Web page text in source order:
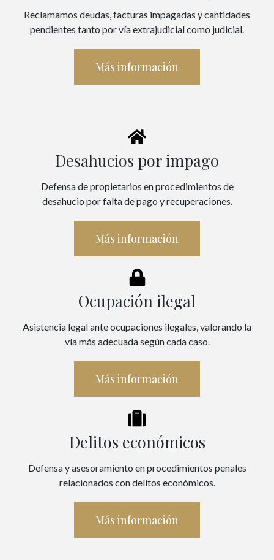
Reclamamos deudas, facturas impagadas y cantidades
pendientes tanto por vía extrajudicial como judicial.
Más información
Desahucios por impago
Defensa de propietarios en procedimientos de
desahucio por falta de pago y recuperaciones.
Más información
Ocupación ilegal
Asistencia legal ante ocupaciones ilegales, valorando la
vía más adecuada según cada caso.
Más información
Delitos económicos
Defensa y asesoramiento en procedimientos penales
relacionados con delitos económicos.
Más información